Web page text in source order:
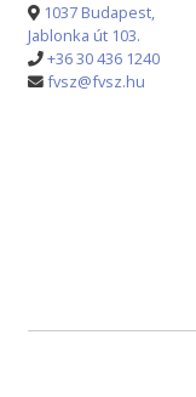
1037 Budapest,
Jablonka út 103.
+36 30 436 1240
fvsz@fvsz.hu